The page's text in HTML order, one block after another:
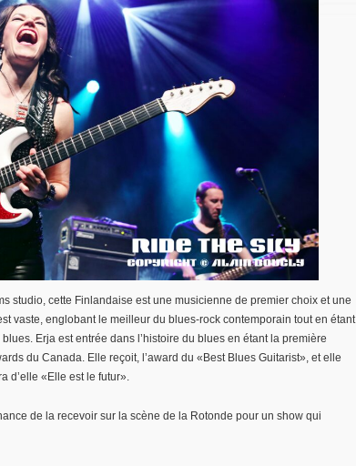
studio, cette Finlandaise est une musicienne de premier choix et une
vaste, englobant le meilleur du blues-rock contemporain tout en étant
Erja est entrée dans l’histoire du blues en étant la première
du Canada. Elle reçoit, l’award du «Best Blues Guitarist», et elle
d’elle «Elle est le futur».
de la recevoir sur la scène de la Rotonde pour un show qui